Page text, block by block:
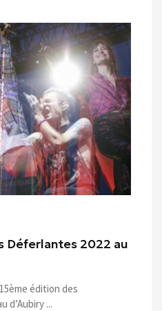
Déferlantes 2022 au
édition des
d’Aubiry ...